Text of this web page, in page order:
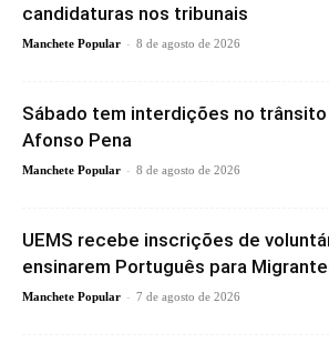
candidaturas nos tribunais
Manchete Popular - 8 de agosto de 2026
Sábado tem interdições no
Afonso Pena
Manchete Popular - 8 de agosto de 2026
UEMS recebe inscrições de
ensinarem Português para
Manchete Popular - 7 de agosto de 2026